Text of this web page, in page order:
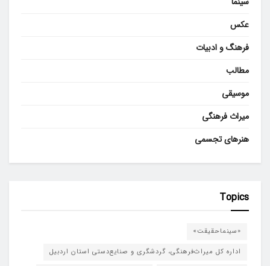
عکس
فرهنگ و ادبیات
مطالب
موسیقی
میراث فرهنگی
هنرهای تجسمی
Topics
«سینماحقیقت»
اداره کل میراث‌فرهنگی، گردشگری و صنایع‌دستی استان اردبیل